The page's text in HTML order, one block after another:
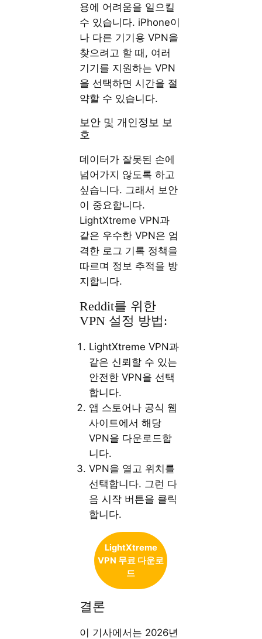
용에 어려움을 일으킬
수 있습니다. iPhone이
나 다른 기기용 VPN을
찾으려고 할 때, 여러
기기를 지원하는 VPN
을 선택하면 시간을 절
약할 수 있습니다.
보안 및 개인정보 보
호
데이터가 잘못된 손에
넘어가지 않도록 하고
싶습니다. 그래서 보안
이 중요합니다.
LightXtreme VPN과
같은 우수한 VPN은 엄
격한 로그 기록 정책을
따르며 정보 추적을 방
지합니다.
Reddit를 위한
VPN 설정 방법:
LightXtreme VPN과
같은 신뢰할 수 있는
안전한 VPN을 선택
합니다.
앱 스토어나 공식 웹
사이트에서 해당
VPN을 다운로드합
니다.
VPN을 열고 위치를
선택합니다. 그런 다
음 시작 버튼을 클릭
합니다.
LightXtreme
VPN 무료 다운로
드
결론
이 기사에서는 2026년